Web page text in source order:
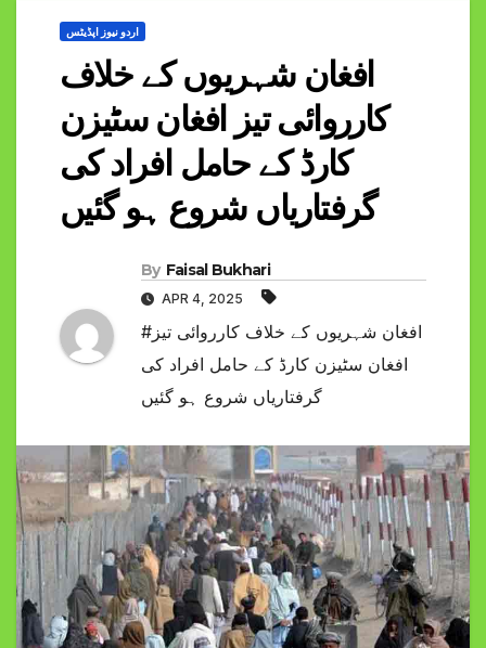
اردو نیوز اپڈیٹس
افغان شہریوں کے خلاف
کارروائی تیز افغان سٹیزن
کارڈ کے حامل افراد کی
گرفتاریاں شروع ہو گئیں
By Faisal Bukhari
APR 4, 2025
#افغان شہریوں کے خلاف کارروائی تیز
افغان سٹیزن کارڈ کے حامل افراد کی
گرفتاریاں شروع ہو گئیں